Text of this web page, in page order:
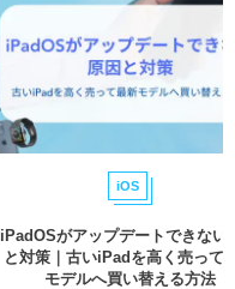
iOS
iPadOSがアップデートできない
と対策｜古いiPadを高く売って
モデルへ買い替える方法